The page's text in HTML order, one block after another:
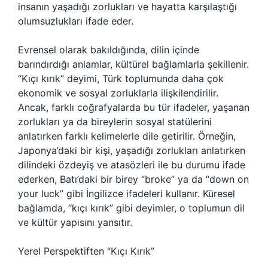
insanın yaşadığı zorlukları ve hayatta karşılaştığı
olumsuzlukları ifade eder.
Evrensel olarak bakıldığında, dilin içinde
barındırdığı anlamlar, kültürel bağlamlarla şekillenir.
“Kıçı kırık” deyimi, Türk toplumunda daha çok
ekonomik ve sosyal zorluklarla ilişkilendirilir.
Ancak, farklı coğrafyalarda bu tür ifadeler, yaşanan
zorlukları ya da bireylerin sosyal statülerini
anlatırken farklı kelimelerle dile getirilir. Örneğin,
Japonya’daki bir kişi, yaşadığı zorlukları anlatırken
dilindeki özdeyiş ve atasözleri ile bu durumu ifade
ederken, Batı’daki bir birey “broke” ya da “down on
your luck” gibi İngilizce ifadeleri kullanır. Küresel
bağlamda, “kıçı kırık” gibi deyimler, o toplumun dil
ve kültür yapısını yansıtır.
Yerel Perspektiften “Kıçı Kırık”